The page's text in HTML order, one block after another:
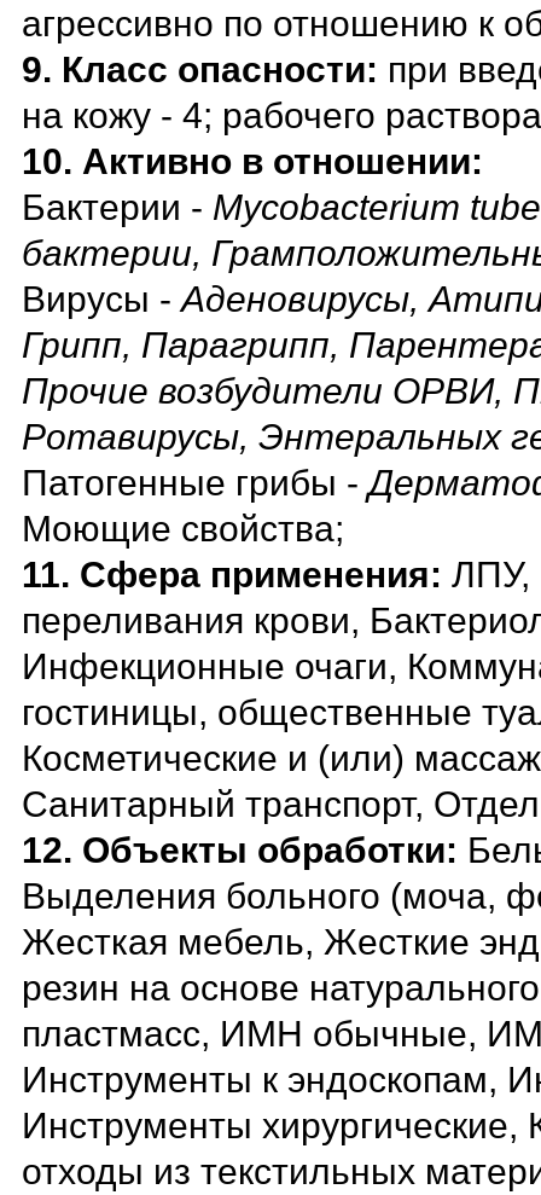
агрессивно по отношению к
9. Класс опасности: при
на кожу - 4; рабочего
10. Активно в отношении:
Бактерии - Mycobacterium
бактерии,
Вирусы -Аденовирусы,
Грипп, Парагрипп,
Прочие возбудители ОРВИ,
Ротавирусы, Энтеральных
Патогенные грибы -
Моющие свойства;
11. Сфера применения: ЛПУ,
переливания крови,
Инфекционные очаги,
гостиницы, общественные
Косметические и (или)
Санитарный транспорт,
12. Объекты обработки:
Выделения больного (моча,
Жесткая мебель, Жесткие
резин на основе
пластмасс, ИМН обычные,
Инструменты к эндоскопам,
Инструменты
отходы из текстильных